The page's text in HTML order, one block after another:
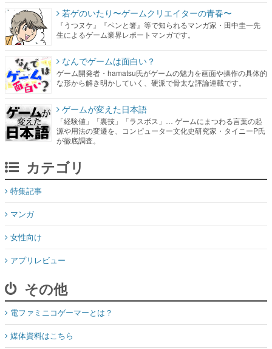
若ゲのいたり〜ゲームクリエイターの青春〜
『うつヌケ』『ペンと箸』等で知られるマンガ家・田中圭一先
生によるゲーム業界レポートマンガです。
なんでゲームは面白い？
ゲーム開発者・hamatsu氏がゲームの魅力を画面や操作の具体的
な形から解き明かしていく、硬派で骨太な評論連載です。
ゲームが変えた日本語
「経験値」「裏技」「ラスボス」… ゲームにまつわる言葉の起
源や用法の変遷を、コンピューター文化史研究家・タイニーP氏
が徹底調査。
カテゴリ
特集記事
マンガ
女性向け
アプリレビュー
その他
電ファミニコゲーマーとは？
媒体資料はこちら